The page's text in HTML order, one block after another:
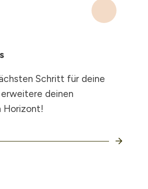
Schritt für deine
deinen
Horizont!